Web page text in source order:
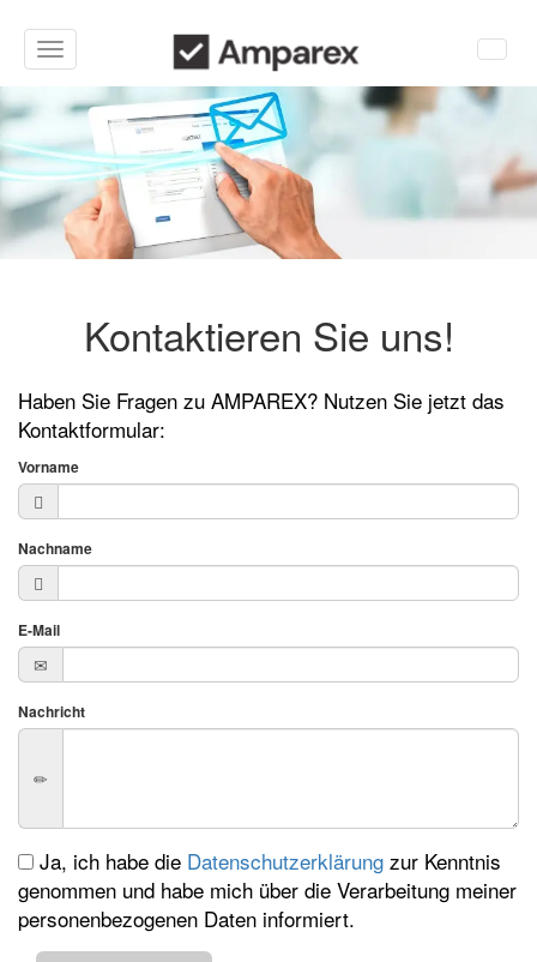
Toggle
navigation
Kontaktieren Sie uns!
Haben Sie Fragen zu AMPAREX? Nutzen Sie jetzt das
Kontaktformular:
Vorname
Nachname
E-Mail
Nachricht
Ja, ich habe die Datenschutzerklärung zur Kenntnis
genommen und habe mich über die Verarbeitung meiner
personenbezogenen Daten informiert.